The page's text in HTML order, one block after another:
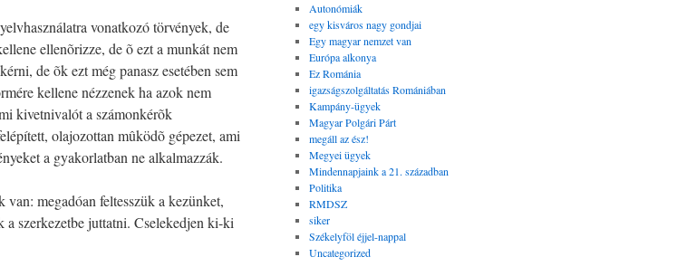
vonatkozó törvények, de
ellenõrizze, de õ ezt a munkát nem
de õk ezt még panasz esetében sem
kellene nézzenek ha azok nem
kivetnivalót a számonkérõk
olajozottan mûködõ gépezet, ami
a gyakorlatban ne alkalmazzák.
megadóan feltesszük a kezünket,
szerkezetbe juttatni. Cselekedjen ki-ki
Autonómiák
egy kisváros nagy gondjai
Egy magyar nemzet van
Európa alkonya
Ez Románia
igazságszolgáltatás Romániában
Kampány-ügyek
Magyar Polgári Párt
megáll az ész!
Megyei ügyek
Mindennapjaink a 21. században
Politika
RMDSZ
siker
Székelyföl éjjel-nappal
Uncategorized